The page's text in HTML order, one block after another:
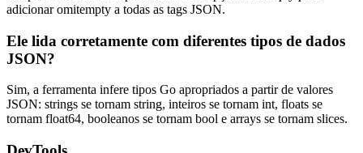
adicionar omitempty a todas as tags JSON.
Ele lida corretamente com diferentes tipos de dados
JSON?
Sim, a ferramenta infere tipos Go apropriados a partir de valores
JSON: strings se tornam string, inteiros se tornam int, floats se
tornam float64, booleanos se tornam bool e arrays se tornam slices.